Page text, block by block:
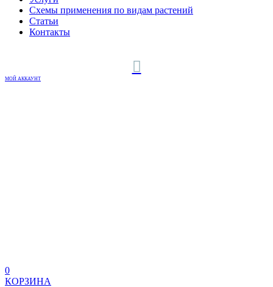
Схемы применения по видам растений
Статьи
Контакты
МОЙ АККАУНТ
0
КОРЗИНА